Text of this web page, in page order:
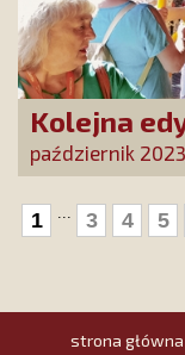
Kolejna
w Fatimie”
październik 2023
1 3 4 5
strona główna